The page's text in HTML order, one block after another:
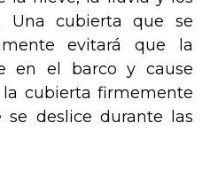
Una cubierta que se
evitará que la
en el barco y cause
la cubierta firmemente
se deslice durante las